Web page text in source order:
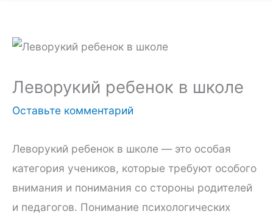
Леворукий ребенок в школе
Оставьте комментарий
Леворукий ребенок в школе — это особая
категория учеников, которые требуют особого
внимания и понимания со стороны родителей
и педагогов. Понимание психологических